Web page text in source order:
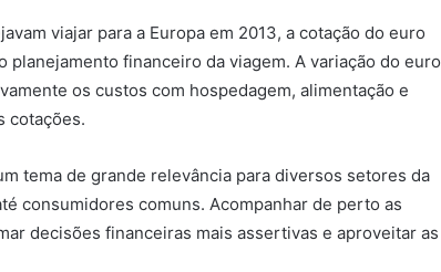
viajar para a Europa em 2013, a cotação do euro
financeiro da viagem. A variação do euro
os custos com hospedagem, alimentação e
cotações.
tema de grande relevância para diversos setores da
consumidores comuns. Acompanhar de perto as
decisões financeiras mais assertivas e aproveitar as